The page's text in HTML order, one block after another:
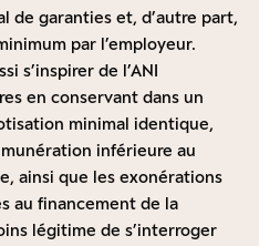
de garanties et, d’autre part,
par l’employeur.
s’inspirer de l’ANI
en conservant dans un
minimal identique,
inférieure au
ainsi que les exonérations
au financement de la
légitime de s’interroger